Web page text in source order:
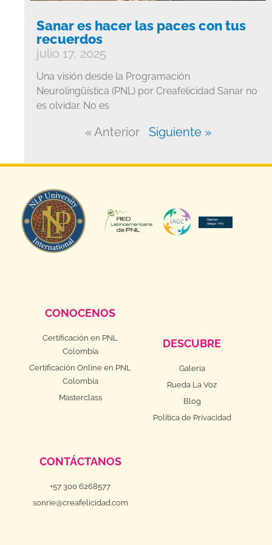
Sanar es hacer las paces con tus
recuerdos
julio 17, 2025
Una visión desde la Programación
Neurolingüística (PNL) por Creafelicidad Sanar no
es olvidar. No es
« Anterior Siguiente »
CONOCENOS
Certificación en PNL
Colombia
Certificación Online en PNL
Colombia
Masterclass
DESCUBRE
Galeria
Rueda La Voz
Blog
Política de Privacidad
CONTÁCTANOS
+57 300 6268577
sonrie@creafelicidad.com